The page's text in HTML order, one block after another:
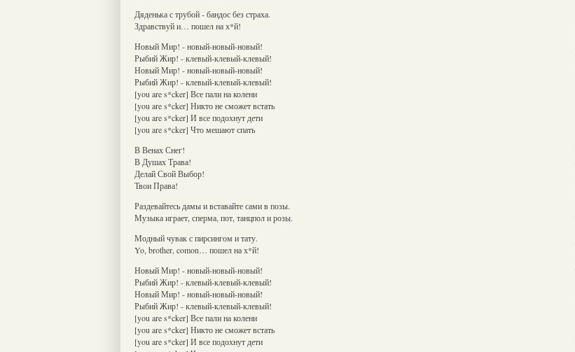
Дяденька с трубой - бандос без страха.
Здравствуй и… пошел на х*й!
Новый Мир! - новый-новый-новый!
Рыбий Жир! - клевый-клевый-клевый!
Новый Мир! - новый-новый-новый!
Рыбий Жир! - клевый-клевый-клевый!
[you are s*cker] Все пали на колени
[you are s*cker] Никто не сможет встать
[you are s*cker] И все подохнут дети
[you are s*cker] Что мешают спать
В Венах Снег!
В Душах Трава!
Делай Свой Выбор!
Твои Права!
Раздевайтесь дамы и вставайте сами в позы.
Музыка играет, сперма, пот, танцпол и розы.
Модный чувак с пирсингом и тату.
Yo, brother, comon… пошел на х*й!
Новый Мир! - новый-новый-новый!
Рыбий Жир! - клевый-клевый-клевый!
Новый Мир! - новый-новый-новый!
Рыбий Жир! - клевый-клевый-клевый!
[you are s*cker] Все пали на колени
[you are s*cker] Никто не сможет встать
[you are s*cker] И все подохнут дети